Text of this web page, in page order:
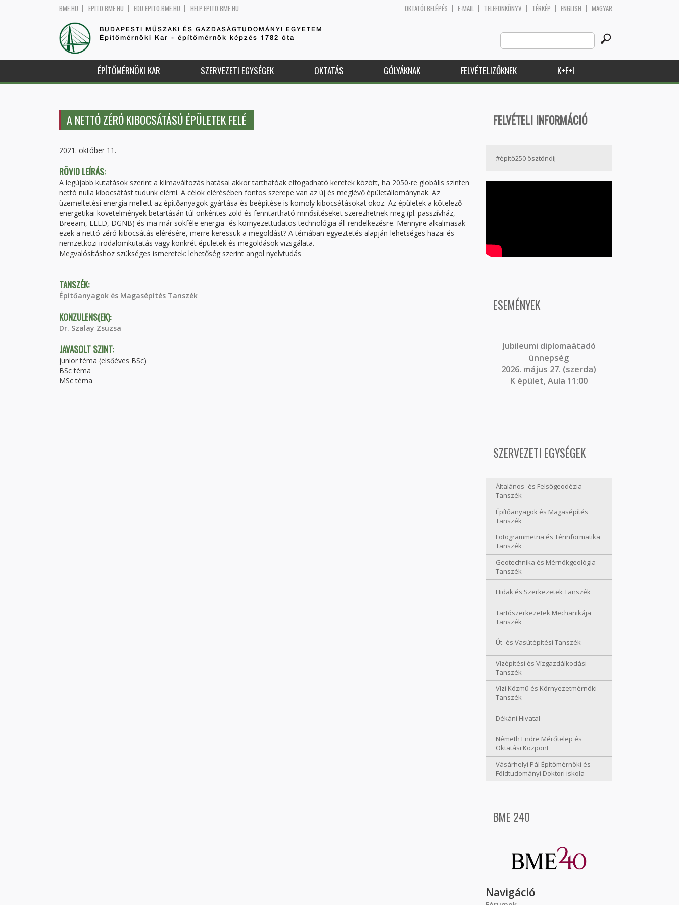
BME.HU EPITO.BME.HU EDU.EPITO.BME.HU HELP.EPITO.BME.HU OKTATÓI BELÉPÉS E-MAIL TELEFONKÖNYV TÉRKÉP ENGLISH MAGYAR
BUDAPESTI MŰSZAKI ÉS GAZDASÁGTUDOMÁNYI EGYETEM
Építőmérnöki Kar - építőmérnök képzés 1782 óta
Search
this
site
ÉPÍTŐMÉRNÖKI KAR SZERVEZETI EGYSÉGEK OKTATÁS GÓLYÁKNAK FELVÉTELIZŐKNEK K+F+I
A NETTÓ ZÉRÓ KIBOCSÁTÁSÚ ÉPÜLETEK FELÉ
2021. október 11.
RÖVID LEÍRÁS:
A legújabb kutatások szerint a klímaváltozás hatásai akkor tarthatóak elfogadható keretek között, ha 2050-re globális szinten
nettó nulla kibocsátást tudunk elérni. A célok elérésében fontos szerepe van az új és meglévő épületállománynak. Az
üzemeltetési energia mellett az építőanyagok gyártása és beépítése is komoly kibocsátásokat okoz. Az épületek a kötelező
energetikai követelmények betartásán túl önkéntes zöld és fenntartható minősítéseket szerezhetnek meg (pl. passzívház,
Breeam, LEED, DGNB) és ma már sokféle energia- és környezettudatos technológia áll rendelkezésre. Mennyire alkalmasak
ezek a nettó zéró kibocsátás elérésére, merre keressük a megoldást? A témában egyeztetés alapján lehetséges hazai és
nemzetközi irodalomkutatás vagy konkrét épületek és megoldások vizsgálata.
Megvalósításhoz szükséges ismeretek: lehetőség szerint angol nyelvtudás
TANSZÉK:
Építőanyagok és Magasépítés Tanszék
KONZULENS(EK):
Dr. Szalay Zsuzsa
JAVASOLT SZINT:
junior téma (elsőéves BSc)
BSc téma
MSc téma
FELVÉTELI INFORMÁCIÓ
#építő250 ösztöndíj
ESEMÉNYEK
Jubileumi diplomaátadó
ünnepség
2026. május 27. (szerda)
K épület, Aula 11:00
SZERVEZETI EGYSÉGEK
Általános- és Felsőgeodézia
Tanszék
Építőanyagok és Magasépítés
Tanszék
Fotogrammetria és Térinformatika
Tanszék
Geotechnika és Mérnökgeológia
Tanszék
Hidak és Szerkezetek Tanszék
Tartószerkezetek Mechanikája
Tanszék
Út- és Vasútépítési Tanszék
Vízépítési és Vízgazdálkodási
Tanszék
Vízi Közmű és Környezetmérnöki
Tanszék
Dékáni Hivatal
Németh Endre Mérőtelep és
Oktatási Központ
Vásárhelyi Pál Építőmérnöki és
Földtudományi Doktori iskola
BME 240
Navigáció